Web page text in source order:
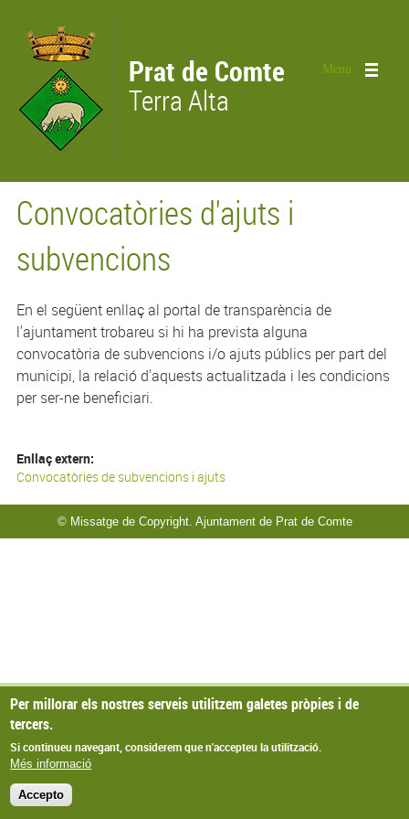
Prat de Comte
Terra Alta
Convocatòries d'ajuts i
subvencions
En el següent enllaç al portal de transparència de
l'ajuntament trobareu si hi ha prevista alguna
convocatòria de subvencions i/o ajuts públics per part del
municipi, la relació d'aquests actualitzada i les condicions
per ser-ne beneficiari.
Enllaç extern:
Convocatòries de subvencions i ajuts
© Missatge de Copyright. Ajuntament de Prat de Comte
Menu
Per millorar els nostres serveis utilitzem galetes pròpies i de
tercers.
Si continueu navegant, considerem que n'accepteu la utilització.
Més informació
Accepto